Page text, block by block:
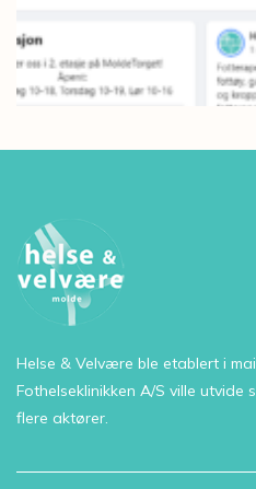
Helse & Velvære ble etablert i
Fothelseklinikken A/S ville utvide
flere aktører.